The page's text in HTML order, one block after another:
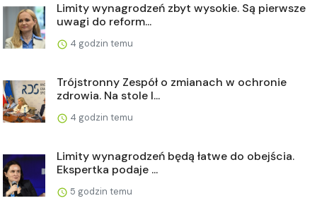
Limity wynagrodzeń zbyt wysokie. Są pierwsze
uwagi do reform...
4 godzin temu
Trójstronny Zespół o zmianach w ochronie
zdrowia. Na stole l...
4 godzin temu
Limity wynagrodzeń będą łatwe do obejścia.
Ekspertka podaje ...
5 godzin temu